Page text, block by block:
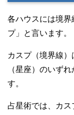
各ハウスには境界
プ」と言います。
カスプ（境界線
（星座）のいず
す。
占星術では、カス